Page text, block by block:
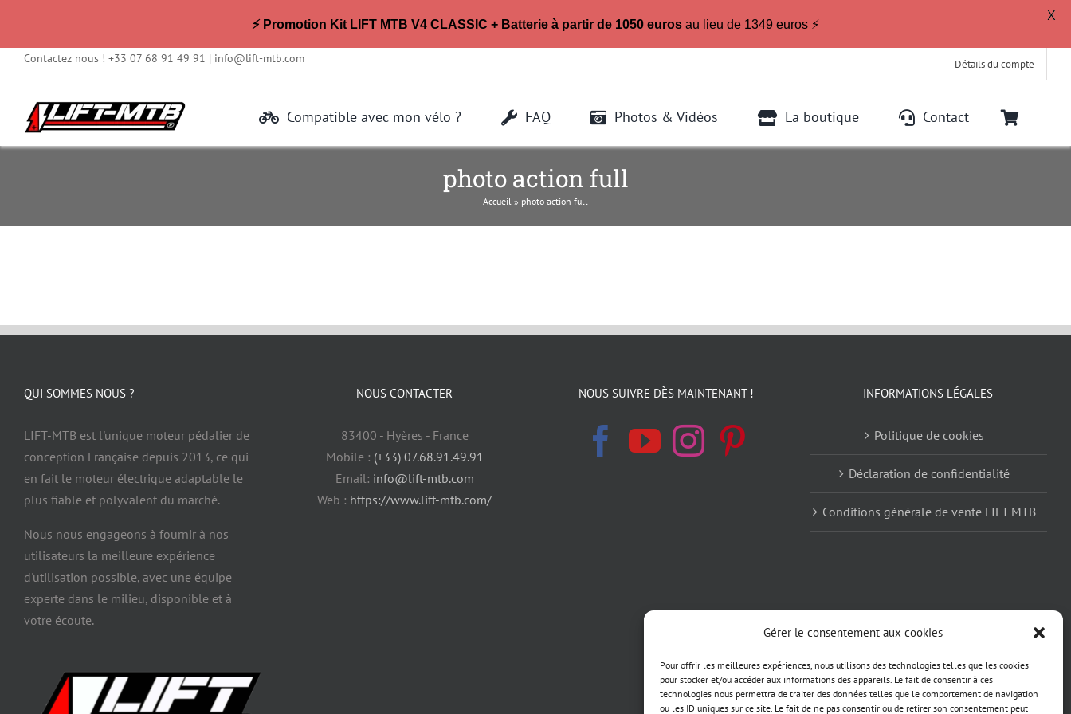
Gérer le consentement aux cookies
Pour offrir les meilleures expériences, nous utilisons des technologies telles que les cookies
pour stocker et/ou accéder aux informations des appareils. Le fait de consentir à ces
technologies nous permettra de traiter des données telles que le comportement de navigation
ou les ID uniques sur ce site. Le fait de ne pas consentir ou de retirer son consentement peut
Passer
au
contenu
Contactez nous ! +33 07 68 91 49 91 | info@lift-mtb.com Détails du compte
Compatible avec mon vélo ? FAQ Photos & Vidéos La boutique Contact
photo action full
Accueil » photo action full
QUI SOMMES NOUS ?
LIFT-MTB est l'unique moteur pédalier de
conception Française depuis 2013, ce qui
en fait le moteur électrique adaptable le
plus fiable et polyvalent du marché.
Nous nous engageons à fournir à nos
utilisateurs la meilleure expérience
d'utilisation possible, avec une équipe
experte dans le milieu, disponible et à
votre écoute.
NOUS CONTACTER
83400 - Hyères - France
Mobile : (+33) 07.68.91.49.91
Email: info@lift-mtb.com
Web : https://www.lift-mtb.com/
NOUS SUIVRE DÈS MAINTENANT ! INFORMATIONS LÉGALES
Politique de cookies
Déclaration de confidentialité
Conditions générale de vente LIFT MTB
⚡ Promotion Kit LIFT MTB V4 CLASSIC + Batterie à partir de 1050 euros au lieu de 1349 euros ⚡
X